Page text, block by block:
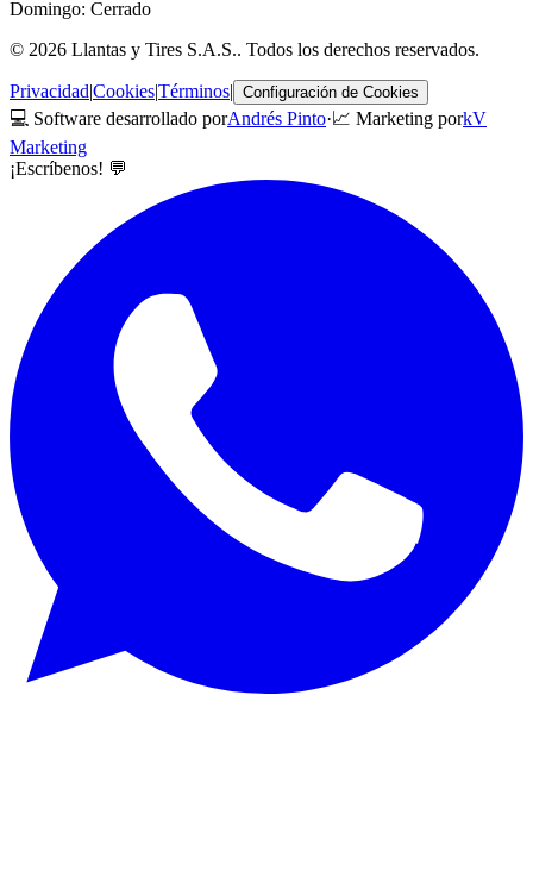
Domingo: Cerrado
© 2026 Llantas y Tires S.A.S.. Todos los derechos reservados.
Privacidad|Cookies|Términos| Configuración de Cookies
💻 Software desarrollado porAndrés Pinto·📈 Marketing porkV
Marketing
¡Escríbenos! 💬